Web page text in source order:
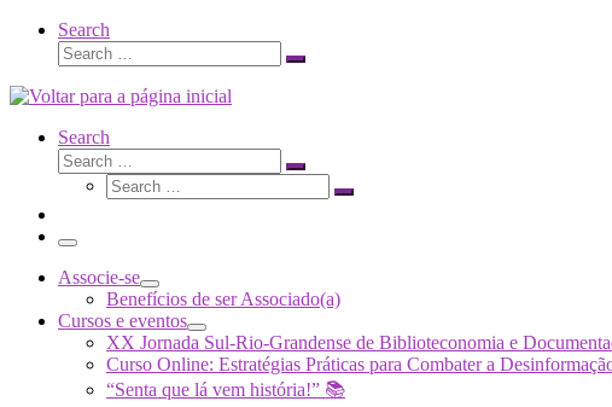
Search
Search
Search
Search
Search
Search
Search
Search
Menu
Associe-se
Benefícios de ser Associado(a)
Cursos e eventos
XX Jornada Sul-Rio-Grandense de Biblioteconomia e
Curso Online: Estratégias Práticas para Combater a
“Senta que lá vem história!” 📚